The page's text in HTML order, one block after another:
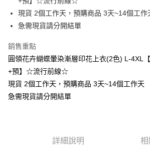
街口支付
悠遊付
Google Pay
全支付
大哥付你分期
2.付款方式選擇「大哥付你分期」，訂單成立後會
現貨 2個工作天，預購商品 3天~14個工作
急需現貨請分開結單
銷售重點
圓領花卉蝴蝶暈染漸層印花上衣(2色) L-4XL
+預】☆流行前線☆
現貨 2個工作天，預購商品 3天~14個工作天
急需現貨請分開結單
詳細說明 相